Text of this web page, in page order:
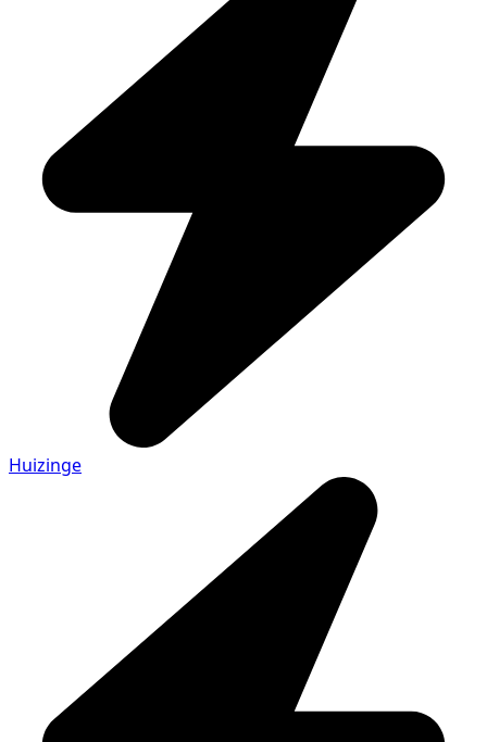
Huizinge